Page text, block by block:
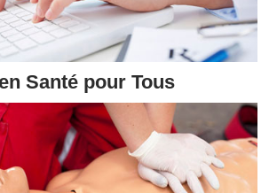
Santé pour Tous